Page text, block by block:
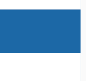
einfachstes der
auf einen
ich dabei bin